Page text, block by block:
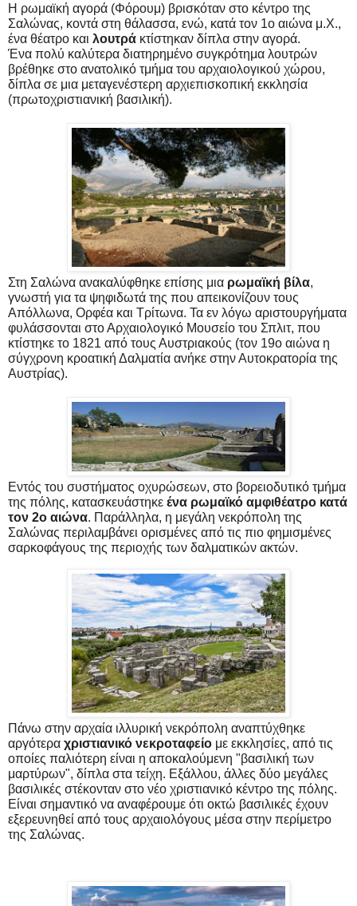
Η ρωμαϊκή αγορά (Φόρουμ) βρισκόταν στο κέντρο της
Σαλώνας, κοντά στη θάλασσα, ενώ, κατά τον 1ο αιώνα μ.Χ.,
ένα θέατρο και λουτρά κτίστηκαν δίπλα στην αγορά.
Ένα πολύ καλύτερα διατηρημένο συγκρότημα λουτρών
βρέθηκε στο ανατολικό τμήμα του αρχαιολογικού χώρου,
δίπλα σε μια μεταγενέστερη αρχιεπισκοπική εκκλησία
(πρωτοχριστιανική βασιλική).
Στη Σαλώνα ανακαλύφθηκε επίσης μια ρωμαϊκή βίλα,
γνωστή για τα ψηφιδωτά της που απεικονίζουν τους
Απόλλωνα, Ορφέα και Τρίτωνα. Τα εν λόγω αριστουργήματα
φυλάσσονται στο Αρχαιολογικό Μουσείο του Σπλιτ, που
κτίστηκε το 1821 από τους Αυστριακούς (τον 19ο αιώνα η
σύγχρονη κροατική Δαλματία ανήκε στην Αυτοκρατορία της
Αυστρίας).
Εντός του συστήματος οχυρώσεων, στο βορειοδυτικό τμήμα
της πόλης, κατασκευάστηκε ένα ρωμαϊκό αμφιθέατρο κατά
τον 2ο αιώνα. Παράλληλα, η μεγάλη νεκρόπολη της
Σαλώνας περιλαμβάνει ορισμένες από τις πιο φημισμένες
σαρκοφάγους της περιοχής των δαλματικών ακτών.
Πάνω στην αρχαία ιλλυρική νεκρόπολη αναπτύχθηκε
αργότερα χριστιανικό νεκροταφείο με εκκλησίες, από τις
οποίες παλιότερη είναι η αποκαλούμενη "βασιλική των
μαρτύρων", δίπλα στα τείχη. Εξάλλου, άλλες δύο μεγάλες
βασιλικές στέκονταν στο νέο χριστιανικό κέντρο της πόλης.
Είναι σημαντικό να αναφέρουμε ότι οκτώ βασιλικές έχουν
εξερευνηθεί από τους αρχαιολόγους μέσα στην περίμετρο
της Σαλώνας.